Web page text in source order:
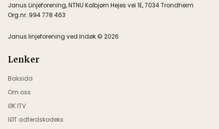
Janus Linjeforening, NTNU Kolbjørn Hejes vei 1E, 7034 Trondheim
Org.nr. 994 778 463
Janus linjeforening ved Indøk © 2026
Lenker
Baksida
Om oss
ØK ITV
IØT adferdskodeks